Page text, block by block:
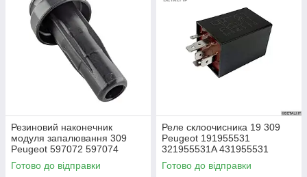
Резиновий наконечник
модуля запалювання 309
Peugeot 597072 597074
5970A9 596319 597072
96281585 96246755
Готово до відправки
Реле склоочисника 19 309
Peugeot 191955531
321955531A 431955531
1238550 1249084 4708100
Готово до відправки